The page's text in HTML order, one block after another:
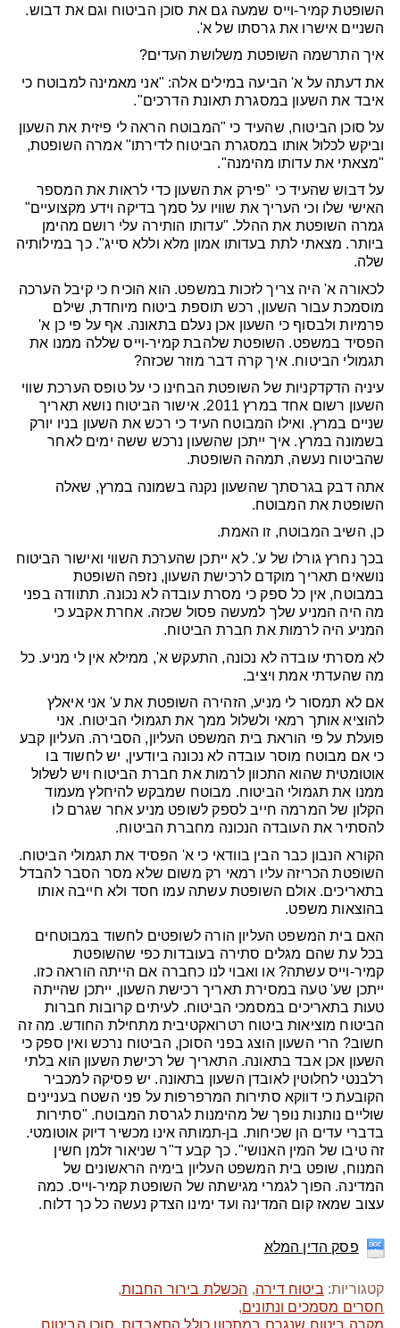
השופטת קמיר-וייס שמעה גם את סוכן הביטוח וגם את דבוש.
השניים אישרו את גרסתו של א'.
איך התרשמה השופטת משלושת העדים?
את דעתה על א' הביעה במילים אלה: "אני מאמינה למבוטח כי
איבד את השעון במסגרת תאונת הדרכים".
על סוכן הביטוח, שהעיד כי "המבוטח הראה לי פיזית את השעון
וביקש לכלול אותו במסגרת הביטוח לדירתו" אמרה השופטת,
"מצאתי את עדותו מהימנה".
על דבוש שהעיד כי "פירק את השעון כדי לראות את המספר
האישי שלו וכי העריך את שוויו על סמך בדיקה וידע מקצועיים"
גמרה השופטת את ההלל. "עדותו הותירה עלי רושם מהימן
ביותר. מצאתי לתת בעדותו אמון מלא וללא סייג". כך במילותיה
שלה.
לכאורה א' היה צריך לזכות במשפט. הוא הוכיח כי קיבל הערכה
מוסמכת עבור השעון, רכש תוספת ביטוח מיוחדת, שילם
פרמיות ולבסוף כי השעון אכן נעלם בתאונה. אף על פי כן א'
הפסיד במשפט. השופטת שלהבת קמיר-וייס שללה ממנו את
תגמולי הביטוח. איך קרה דבר מוזר שכזה?
עיניה הדקדקניות של השופטת הבחינו כי על טופס הערכת שווי
השעון רשום אחד במרץ 2011. אישור הביטוח נושא תאריך
שניים במרץ. ואילו המבוטח העיד כי רכש את השעון בניו יורק
בשמונה במרץ. איך ייתכן שהשעון נרכש ששה ימים לאחר
שהביטוח נעשה, תמהה השופטת.
אתה דבק בגרסתך שהשעון נקנה בשמונה במרץ, שאלה
השופטת את המבוטח.
כן, השיב המבוטח, זו האמת.
בכך נחרץ גורלו של ע'. לא ייתכן שהערכת השווי ואישור הביטוח
נושאים תאריך מוקדם לרכישת השעון, נזפה השופטת
במבוטח, אין כל ספק כי מסרת עובדה לא נכונה. תתוודה בפני
מה היה המניע שלך למעשה פסול שכזה. אחרת אקבע כי
המניע היה לרמות את חברת הביטוח.
לא מסרתי עובדה לא נכונה, התעקש א', ממילא אין לי מניע. כל
מה שהעדתי אמת ויציב.
אם לא תמסור לי מניע, הזהירה השופטת את ע' אני איאלץ
להוציא אותך רמאי ולשלול ממך את תגמולי הביטוח. אני
פועלת על פי הוראת בית המשפט העליון, הסבירה. העליון קבע
כי אם מבוטח מוסר עובדה לא נכונה ביודעין, יש לחשוד בו
אוטומטית שהוא התכוון לרמות את חברת הביטוח ויש לשלול
ממנו את תגמולי הביטוח. מבוטח שמבקש להיחלץ מעמוד
הקלון של המרמה חייב לספק לשופט מניע אחר שגרם לו
להסתיר את העובדה הנכונה מחברת הביטוח.
הקורא הנבון כבר הבין בוודאי כי א' הפסיד את תגמולי הביטוח.
השופטת הכריזה עליו רמאי רק משום שלא מסר הסבר להבדל
בתאריכים. אולם השופטת עשתה עמו חסד ולא חייבה אותו
בהוצאות משפט.
האם בית המשפט העליון הורה לשופטים לחשוד במבוטחים
בכל עת שהם מגלים סתירה בעובדות כפי שהשופטת
קמיר-וייס עשתה? או ואבוי לנו כחברה אם הייתה הוראה כזו.
ייתכן שע' טעה במסירת תאריך רכישת השעון, ייתכן שהייתה
טעות בתאריכים במסמכי הביטוח. לעיתים קרובות חברות
הביטוח מוציאות ביטוח רטרואקטיבית מתחילת החודש. מה זה
חשוב? הרי השעון הוצג בפני הסוכן, הביטוח נרכש ואין ספק כי
השעון אכן אבד בתאונה. התאריך של רכישת השעון הוא בלתי
רלבנטי לחלוטין לאובדן השעון בתאונה. יש פסיקה למכביר
הקובעת כי דווקא סתירות המרפרפות על פני השטח בעניינים
שוליים נותנות נופך של מהימנות לגרסת המבוטח. "סתירות
בדברי עדים הן שכיחות. בן-תמותה אינו מכשיר דיוק אוטומטי.
זה טיבו של המין האנושי". כך קבע ד"ר שניאור זלמן חשין
המנוח, שופט בית המשפט העליון בימיה הראשונים של
המדינה. הפוך לגמרי מגישתה של השופטת קמיר-וייס. כמה
עצוב שמאז קום המדינה ועד ימינו הצדק נעשה כל כך דלוח.
פסק הדין המלא
קטגוריות: ביטוח דירה, הכשלת בירור החבות,
חסרים מסמכים ונתונים,
מקרה ביטוח שנגרם במתכוון כולל התאבדות, סוכן הביטוח